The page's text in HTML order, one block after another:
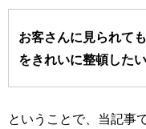
お客さんに見られて
をきれいに整頓したい
ということで、当記事